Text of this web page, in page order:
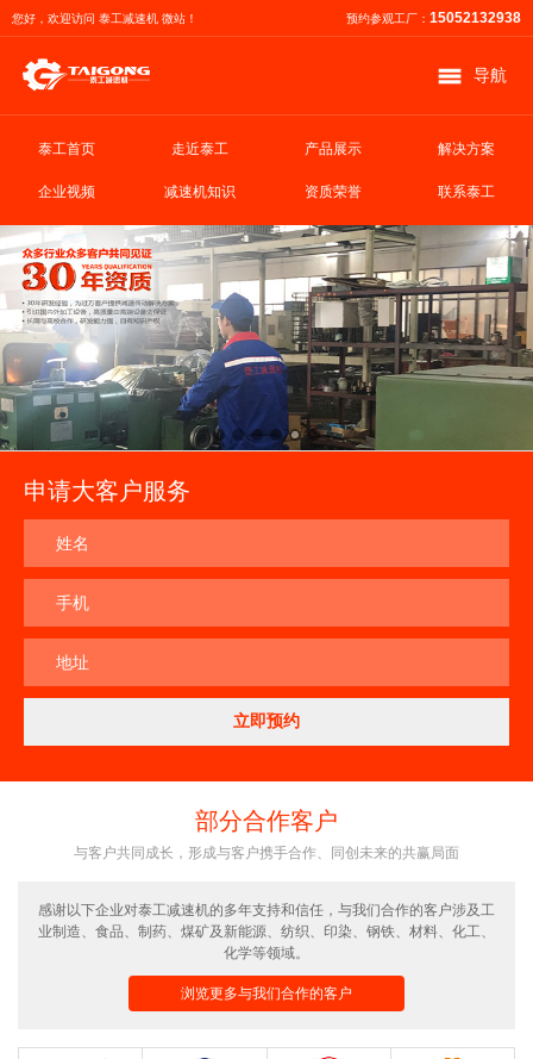
您好，欢迎访问 泰工减速机 微站！ 预约参观工厂： 15052132938
导航
泰工首页 走近泰工 产品展示 解决方案
企业视频 减速机知识 资质荣誉 联系泰工
申请大客户服务
姓名
手机
地址
部分合作客户
与客户共同成长，形成与客户携手合作、同创未来的共赢局面
感谢以下企业对泰工减速机的多年支持和信任，与我们合作的客户涉及工
业制造、食品、制药、煤矿及新能源、纺织、印染、钢铁、材料、化工、
化学等领域。
浏览更多与我们合作的客户